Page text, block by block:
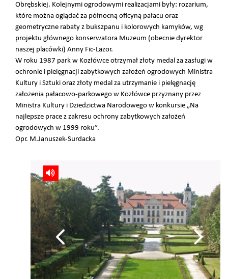
Obrębskiej. Kolejnymi ogrodowymi realizacjami były: rozarium,
które można oglądać za północną oficyną pałacu oraz
geometryczne rabaty z bukszpanu i kolorowych kamyków, wg
projektu głównego konserwatora Muzeum (obecnie dyrektor
naszej placówki) Anny Fic-Lazor.
W roku 1987 park w Kozłówce otrzymał złoty medal za zasługi w
ochronie i pielęgnacji zabytkowych założeń ogrodowych Ministra
Kultury i Sztuki oraz złoty medal za utrzymanie i pielęgnację
założenia pałacowo-parkowego w Kozłówce przyznany przez
Ministra Kultury i Dziedzictwa Narodowego w konkursie „Na
najlepsze prace z zakresu ochrony zabytkowych założeń
ogrodowych w 1999 roku”.
Opr. M.Januszek-Surdacka